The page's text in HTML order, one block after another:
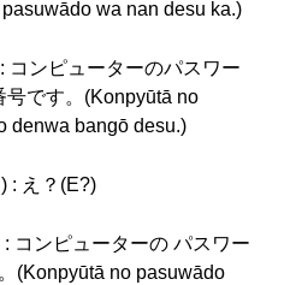
wa nan desu ka.)
コンピューターのパスワー
号です。(Konpyūtā no
denwa bangō desu.)
: え？(E?)
コンピューターの パスワー
(Konpyūtā no pasuwādo